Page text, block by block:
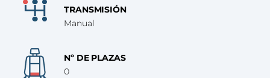
TRANSMISIÓN
Manual
Nº DE PLAZAS
0